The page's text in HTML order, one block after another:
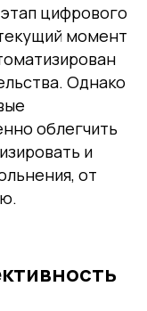
цифрового
момент
Однако
облегчить
и
от